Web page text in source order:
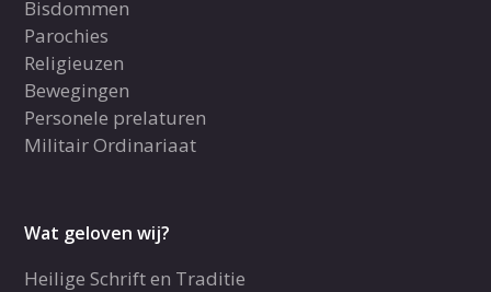
Bisdommen
Parochies
Religieuzen
Bewegingen
Personele prelaturen
Militair Ordinariaat
Wat geloven wij?
Heilige Schrift en Traditie